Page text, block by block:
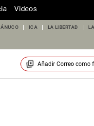
Videos
ICA LA LIBERTAD
Añadir Correocomo